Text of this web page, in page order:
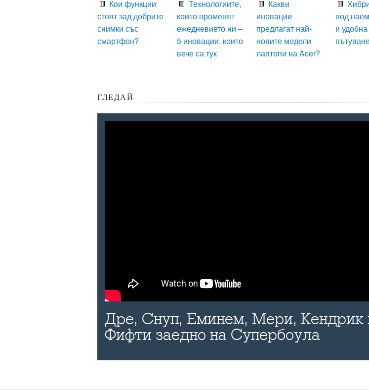
Кои функции
стоят зад добрите
снимки със
смартфон?
Технологиите,
които променят
ежедневието ни –
5 иновации, които
вече са тук
Какви
иновации
предлагат най-
новите модели
лаптопи на Acer?
под
и
ГЛЕДАЙ
Дре, Снуп, Еминем, Мери, Кендрик
Фифти заедно на Супербоула